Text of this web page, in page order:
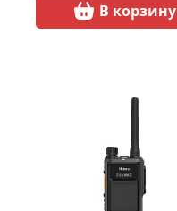
В корзину